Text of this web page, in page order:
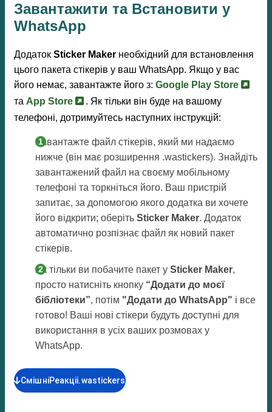
Завантажити та Встановити у
WhatsApp
Додаток Sticker Maker необхідний для встановлення
цього пакета стікерів у ваш WhatsApp. Якщо у вас
його немає, завантажте його з: Google Play Store
та App Store
. Як тільки він буде на вашому
телефоні, дотримуйтесь наступних інструкцій:
Завантажте файл стікерів, який ми надаємо
нижче (він має розширення .wastickers). Знайдіть
завантажений файл на своєму мобільному
телефоні та торкніться його. Ваш пристрій
запитає, за допомогою якого додатка ви хочете
його відкрити; оберіть Sticker Maker. Додаток
автоматично розпізнає файл як новий пакет
стікерів.
Як тільки ви побачите пакет у Sticker Maker,
просто натисніть кнопку “Додати до моєї
бібліотеки”, потім "Додати до WhatsApp" і все
готово! Ваші нові стікери будуть доступні для
використання в усіх ваших розмовах у
WhatsApp.
СмішніРеакціі.wastickers